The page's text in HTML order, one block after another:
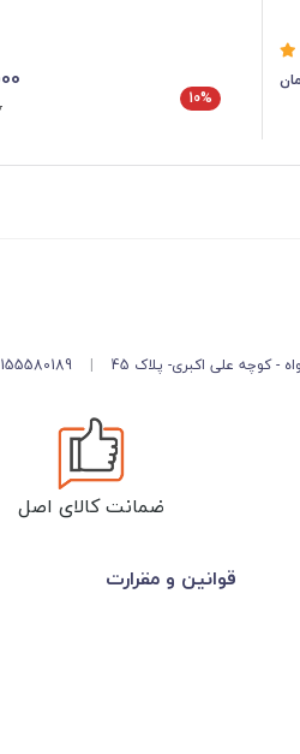
10%
- کوچه علی اکبری- پلاک 45 |
ضمانت کالای اصل
قوانین و مقرارت